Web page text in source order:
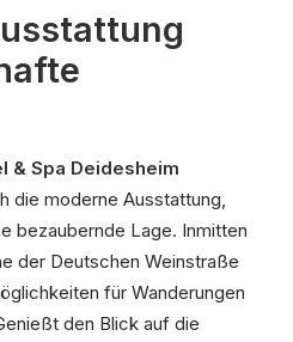
& Spa Deidesheim
die moderne Ausstattung,
bezaubernde Lage. Inmitten
der Deutschen Weinstraße
für Wanderungen
den Blick auf die